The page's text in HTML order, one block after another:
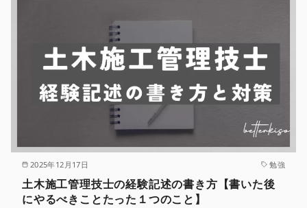
2025年12月17日 勉強
土木施工管理技士の経験記述の書き方【書いた後
にやるべきことたった１つのこと】